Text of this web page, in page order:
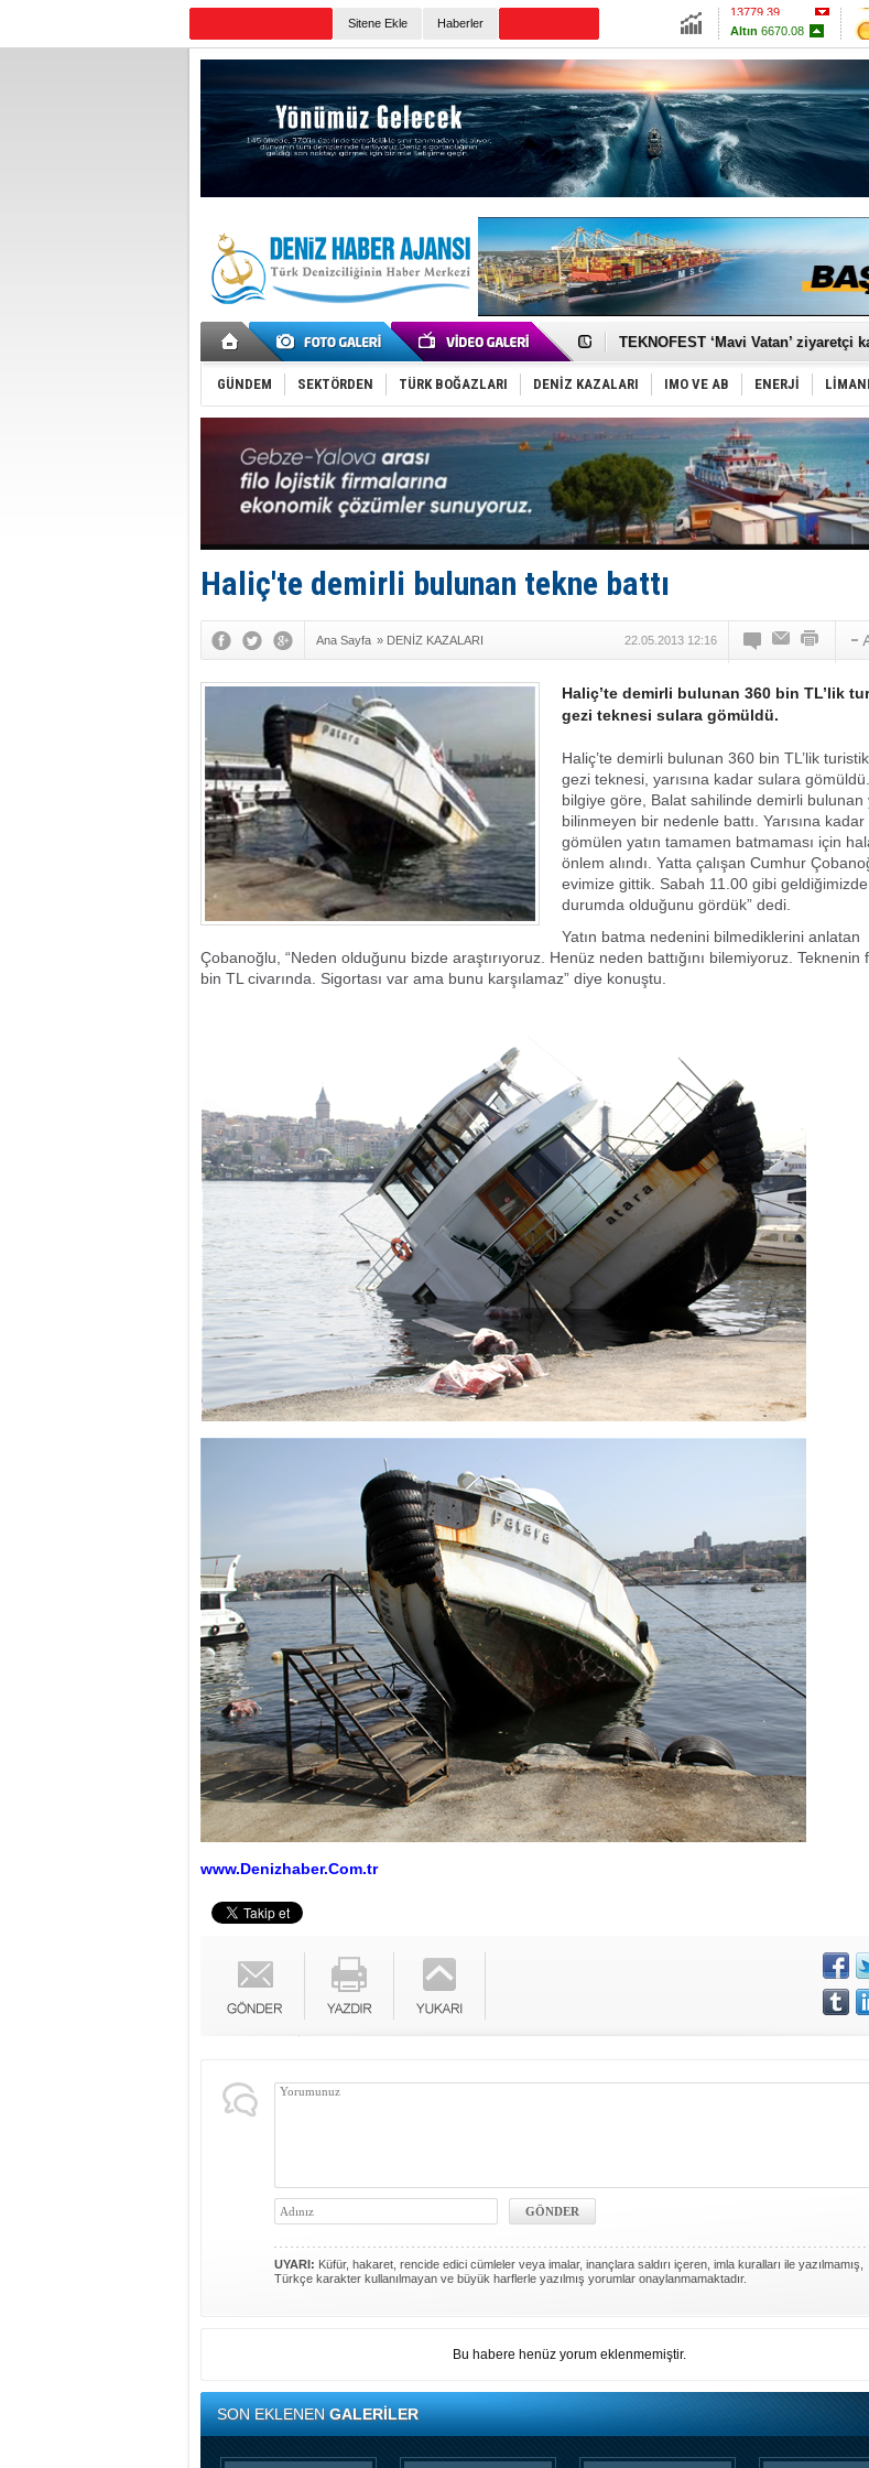
Sitene Ekle Haberler
Euro55.1668
TAYK - Eker Olympos Regatta'da ilk
TEKNOFEST ‘Mavi Vatan’ ziyaretçi
Tersane işçilerinin direnişi,
İngiliz aktivistler, gemide mahsur
FESCO, Karadeniz'de yeni sevkiyat
DESE, BIMCO’ya katıldı
GİMBİRDER gemi inşa yan
35 milyon TL'lik tekne projesinde
İnsansız cankurtaran ihalesini
Yüzyıl sonra ilk kez dünyaya açılan
Anadolu Tersanesi EYDEP’te A
Derince, ILCA Masters Türkiye
Tüpraş, ham petrol taşımacılığına
İTU AUV, Dünya’da 2. oldu!
GÜNDEM SEKTÖRDEN TÜRK BOĞAZLARI DENİZ KAZALARI IMO VE AB ENERJİ
Haliç'te demirli bulunan tekne battı
Ana Sayfa » DENİZ KAZALARI 22.05.2013 12:16
Haliç’te demirli bulunan 360 bin TL’lik
gezi teknesi sulara gömüldü.
Haliç’te demirli bulunan 360 bin TL’lik turistik
gezi teknesi, yarısına kadar sulara gömüldü.
bilgiye göre, Balat sahilinde demirli bulunan
bilinmeyen bir nedenle battı. Yarısına
gömülen yatın tamamen batmaması için
önlem alındı. Yatta çalışan Cumhur
evimize gittik. Sabah 11.00 gibi geldiğimizde
durumda olduğunu gördük” dedi.
Yatın batma nedenini bilmediklerini anlatan
Çobanoğlu, “Neden olduğunu bizde araştırıyoruz. Henüz neden battığını bilemiyoruz. Teknenin
bin TL civarında. Sigortası var ama bunu karşılamaz” diye konuştu.
www.Denizhaber.Com.tr
UYARI: Küfür, hakaret, rencide edici cümleler veya imalar, inançlara saldırı içeren, imla kuralları ile yazılmamış,
Türkçe karakter kullanılmayan ve büyük harflerle yazılmış yorumlar onaylanmamaktadır.
Bu habere henüz yorum eklenmemiştir.
SON EKLENENGALERİLER